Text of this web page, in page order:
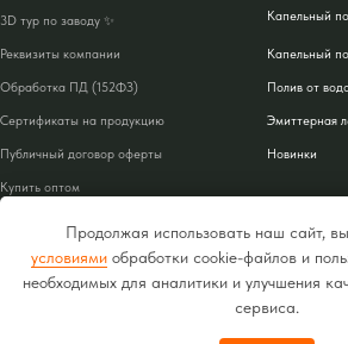
3D тур по заводу ✨
Реквизиты компании
Обработка ПД (152ФЗ)
Сертификаты на продукцию
Публичный договор оферты
Купить оптом
Капельный
Капельный
Полив от
Эмиттерная
Новинки
Продолжая использовать наш сайт, вы
условиямиобработки cookie-файлов и
необходимых для аналитики и улучшения
сервиса.